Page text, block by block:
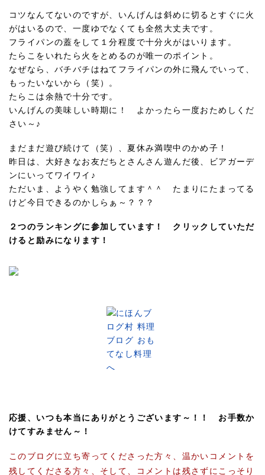
コツなんてないのですが、いんげんは斜めに切るとすぐに火
がはいるので、一度ゆでなくても全然大丈夫です。
フライパンの蓋をして１分程度で十分火がはいります。
たらこをいれたら火をとめるのが唯一のポイント。
なぜなら、バチバチはねてフライパンの外に飛んでいって、
もったいないから（笑）。
たらこは余熱で十分です。
いんげんの美味しい時期に！ よかったら一度おためしくだ
さい～♪
まだまだ遊び続けて（笑）、夏休み満喫中のかめ子！
昨日は、大好きなお友だちとさんさん遊んだ後、ビアガーデ
ンにいってワイワイ♪
ただいま、ようやく勉強してます＾＾ たまりにたまってる
けど今日できるのかしらぁ～？？？
２つのランキングに参加しています！ クリックしていただ
けると励みになります！
応援、いつも本当にありがとうございます～！！ お手数か
けてすみません～！
このブログに立ち寄ってくださった方々、温かいコメントを
残してくださる方々、そして、コメントは残さずにこっそり